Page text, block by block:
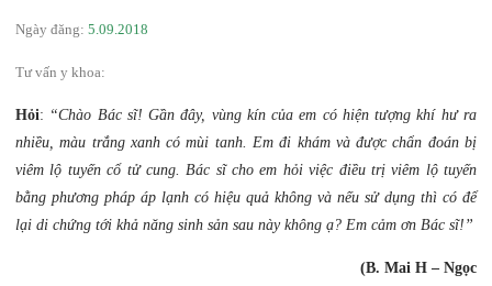
Ngày đăng: 5.09.2018
Tư vấn y khoa:
Hỏi: “Chào Bác sĩ! Gần đây, vùng kín của em có hiện tượng khí hư ra
nhiều, màu trắng xanh có mùi tanh. Em đi khám và được chẩn đoán bị
viêm lộ tuyến cổ tử cung. Bác sĩ cho em hỏi việc điều trị viêm lộ tuyến
bằng phương pháp áp lạnh có hiệu quả không và nếu sử dụng thì có để
lại di chứng tới khả năng sinh sản sau này không ạ? Em cảm ơn Bác sĩ!”
(B. Mai H – Ngọc